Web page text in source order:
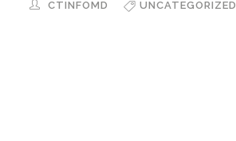
CTINFOMD UNCATEGORIZED